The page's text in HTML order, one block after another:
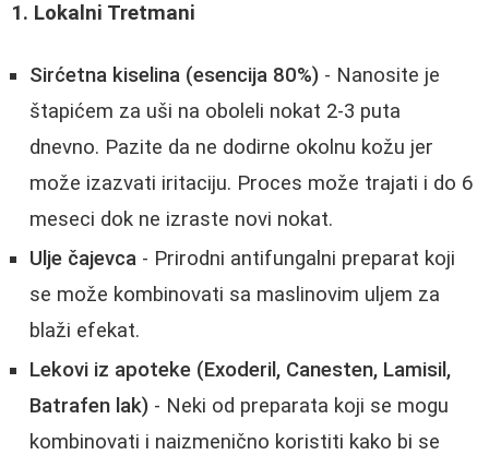
1. Lokalni Tretmani
Sirćetna kiselina (esencija 80%) - Nanosite je
štapićem za uši na oboleli nokat 2-3 puta
dnevno. Pazite da ne dodirne okolnu kožu jer
može izazvati iritaciju. Proces može trajati i do 6
meseci dok ne izraste novi nokat.
Ulje čajevca - Prirodni antifungalni preparat koji
se može kombinovati sa maslinovim uljem za
blaži efekat.
Lekovi iz apoteke (Exoderil, Canesten, Lamisil,
Batrafen lak) - Neki od preparata koji se mogu
kombinovati i naizmenično koristiti kako bi se